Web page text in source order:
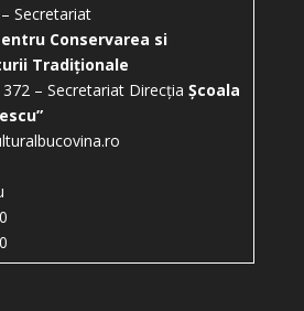
Secretariat
Conservarea si
Tradiționale
– Secretariat Direcția Școala